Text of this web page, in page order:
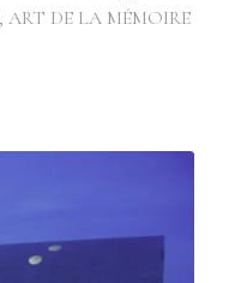
ART DE LA MÉMOIRE